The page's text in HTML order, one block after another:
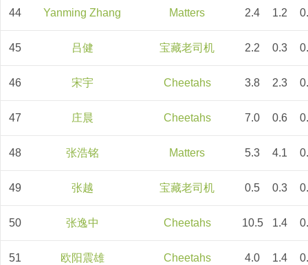
44 Yanming Zhang Matters 2.4 1.2
45 吕健 宝藏老司机 2.2 0.3
46 宋宇 Cheetahs 3.8 2.3
47 庄晨 Cheetahs 7.0 0.6
48 张浩铭 Matters 5.3 4.1
49 张越 宝藏老司机 0.5 0.3
50 张逸中 Cheetahs 10.5 1.4
51 欧阳震雄 Cheetahs 4.0 1.4